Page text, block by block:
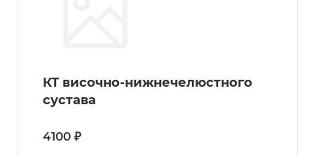
КТ височно-нижнечелюстного
сустава
4100 ₽